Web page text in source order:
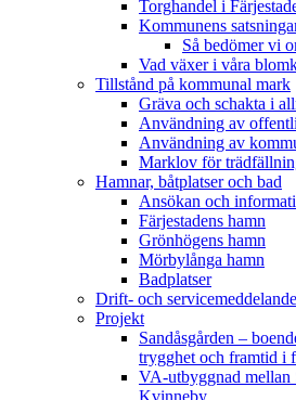
Torghandel i
Kommunens
Så bedömer vi
Vad växer i våra
Tillstånd på kommunal mark
Gräva och schakta i
Användning av
Användning av
Marklov för
Hamnar, båtplatser och bad
Ansökan och
Färjestadens hamn
Grönhögens hamn
Mörbylånga hamn
Badplatser
Drift- och
Projekt
Sandåsgården –
trygghet och framtid i
VA-utbyggnad mellan
Kvinneby